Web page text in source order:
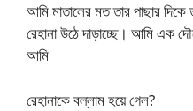
আমি মাতালের মত তার পাছার
রেহানা উঠে দাড়াচ্ছে। আমি এক
আমি
রেহানাকে বল্লাম হয়ে গেল?